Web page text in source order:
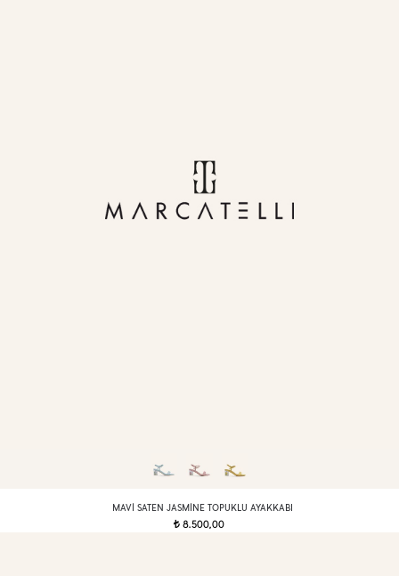
MAVI SATEN JASMINE TOPUKLU AYAKKABI
t8.500,00